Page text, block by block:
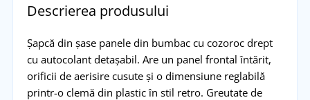
Descrierea produsului
Șapcă din șase panele din bumbac cu cozoroc drept
cu autocolant detașabil. Are un panel frontal întărit,
orificii de aerisire cusute și o dimensiune reglabilă
printr-o clemă din plastic în stil retro. Greutate de